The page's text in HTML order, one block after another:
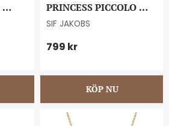
PRINCESS PICCOLO
EARRINGS
SIF JAKOBS
799 kr